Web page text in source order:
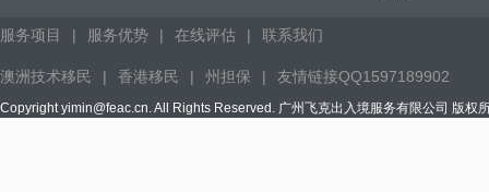
服务项目 | 服务优势 | 在线评估 | 联系我们
澳洲技术移民 | 香港移民 | 州担保 | 友情链接QQ1597189902
Copyright yimin@feac.cn. All Rights Reserved. 广州飞克出入境服务有限公司 版权